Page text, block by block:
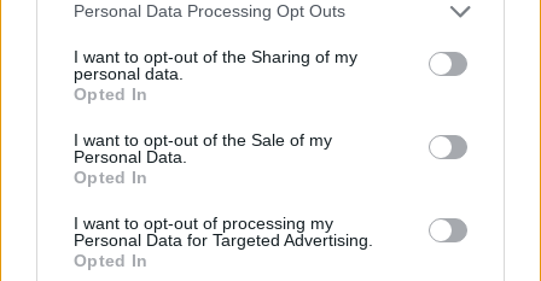
Personal Data Processing Opt Outs
I want to opt-out of the Sharing of my
personal data.
Opted In
I want to opt-out of the Sale of my
Personal Data.
Opted In
I want to opt-out of processing my
Personal Data for Targeted Advertising.
Opted In
hab. n. med. Katarzyna Kotulska-Jóźwiak,
przewodnicząca Zespołu Koordynacyjnego do
Spraw Leczenia Chorych na Rdzeniowy Zanik
Mięśni.
Konieczność indywidualnego podejścia
Eksperci zaapelowali o elastyczność i
wrażliwość systemu. Prof. Katarzyna